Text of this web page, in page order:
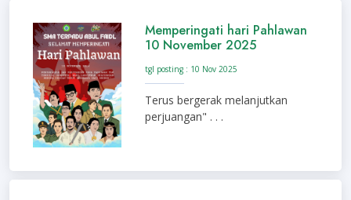
Memperingati hari Pahlawan
10 November 2025
tgl posting : 10 Nov 2025
Terus bergerak melanjutkan
perjuangan" . . .